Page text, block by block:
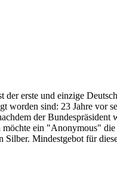
erste und einzige
sind: 23 Jahre vor
der
ein "Anonymous"
Mindestgebot für